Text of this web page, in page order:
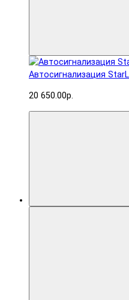
Автосигнализация
20 650.00р.